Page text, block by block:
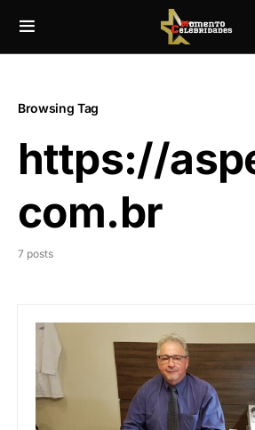
Browsing Tag
https://
com.br
7 posts